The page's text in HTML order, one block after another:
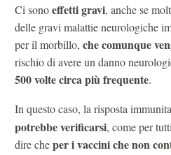
Ci sonoeffetti gravi, anche se
delle gravi malattie neurologiche
per il morbillo, che comunque
rischio di avere un danno
500 volte circa più frequente.
In questo caso, la risposta
potrebbe verificarsi, come per
dire cheper i vaccini che non